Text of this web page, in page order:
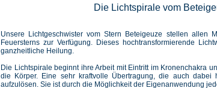
Die Lichtspirale vom
Unsere Lichtgeschwister vom Stern Beteigeuze stellen allen
Feuersterns zur Verfügung. Dieses hochtransformierende
ganzheitliche Heilung.
Die Lichtspirale beginnt ihre Arbeit mit Eintritt im Kronenchakra
die Körper. Eine sehr kraftvolle Übertragung, die auch dabei
aufzulösen. Sie ist durch die Möglichkeit der Eigenanwendung